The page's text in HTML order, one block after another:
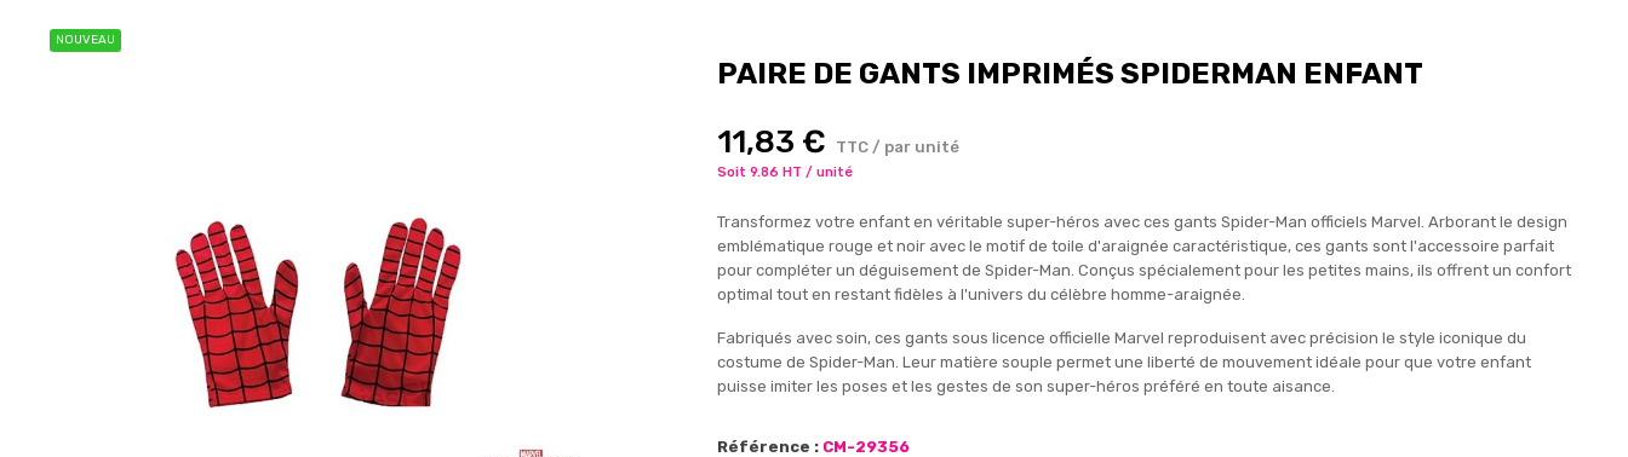
NOUVEAU
PAIRE DE GANTS IMPRIMÉS SPIDERMAN ENFANT
11,83 € TTC / par unité
Soit 9.86 HT / unité
Transformez votre enfant en véritable super-héros avec ces gants Spider-Man officiels Marvel. Arborant le design
emblématique rouge et noir avec le motif de toile d'araignée caractéristique, ces gants sont l'accessoire parfait
pour compléter un déguisement de Spider-Man. Conçus spécialement pour les petites mains, ils offrent un confort
optimal tout en restant fidèles à l'univers du célèbre homme-araignée.
Fabriqués avec soin, ces gants sous licence officielle Marvel reproduisent avec précision le style iconique du
costume de Spider-Man. Leur matière souple permet une liberté de mouvement idéale pour que votre enfant
puisse imiter les poses et les gestes de son super-héros préféré en toute aisance.
Référence : CM-29356